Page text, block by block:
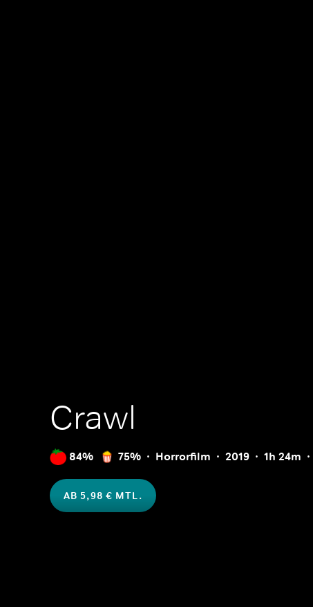
Crawl
84% 75% Horrorfilm 2019 1h 24m
AB 5,98 € MTL.